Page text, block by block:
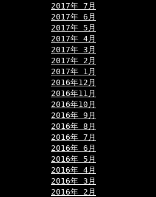
2017年 7月
2017年 6月
2017年 5月
2017年 4月
2017年 3月
2017年 2月
2017年 1月
2016年12月
2016年11月
2016年10月
2016年 9月
2016年 8月
2016年 7月
2016年 6月
2016年 5月
2016年 4月
2016年 3月
2016年 2月